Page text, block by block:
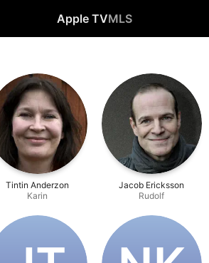
Apple TVMLS
Tintin Anderzon
Karin
Jacob Ericksson
Rudolf